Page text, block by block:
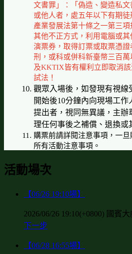
文書罪」：「偽造、變造私
或他人者，處五年以下有期
產業發展法第十條之一第三
其他不正方式，利用電腦或
演票券，取得訂票或取票憑
刑，或科或併科新臺幣三百
及KKTIX皆有權利立即取消
試法！
觀眾入場後，如發現有視線
開始後10分鐘內向現場工
提出者，視同無異議，主辦
理任何事後之補償、退換或
購票前請詳閱注意事項，一
所有活動注意事項。
活動場次
【06/26 19:10場】
2026/06/26 19:10(+0800) 國賓大
下一步
【06/28 16:55場】